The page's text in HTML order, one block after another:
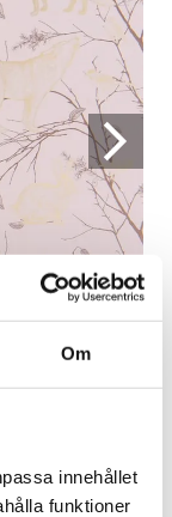
Om
innehållet
funktioner